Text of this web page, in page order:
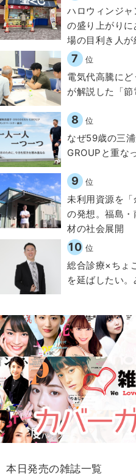
ハロウィンジ
の盛り上がりに
場の目利き人が
7 位
電気代高騰に
が解説した「
8 位
なぜ59歳の三
GROUPと重な
9 位
未利用資源を
の発想。福島
材の社会展開​
10 位
総合診療×ちょ
を延ばしたい
本日発売の雑誌一覧